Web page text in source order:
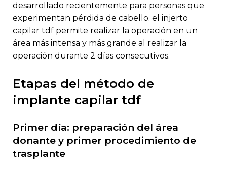
desarrollado recientemente para personas que
experimentan pérdida de cabello. el injerto
capilar tdf permite realizar la operación en un
área más intensa y más grande al realizar la
operación durante 2 días consecutivos.
etapas del método de
implante capilar tdf
primer día: preparación del área
donante y primer procedimiento de
trasplante